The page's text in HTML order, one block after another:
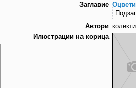
Заглавие Оцвети
Автори
Илюстрации на корица